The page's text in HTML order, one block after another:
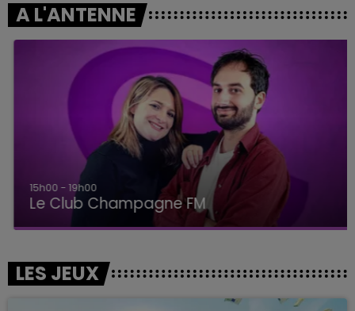
A L'ANTENNE
15h00 - 19h00
Le Club Champagne FM
LES JEUX